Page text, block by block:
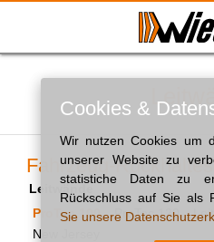
Fahrzeug-
Leitwände
ProTec 100
ProTec 120
New Jersey
Cookies &
Wir nutzen Cookies um
unserer Website zu
statistiche Daten zu
Rückschluss auf Sie als
Sie unsere